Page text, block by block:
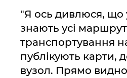
"Я ось дивлюся, що
знають усі
транспортування
публікують карти,
вузол. Прямо